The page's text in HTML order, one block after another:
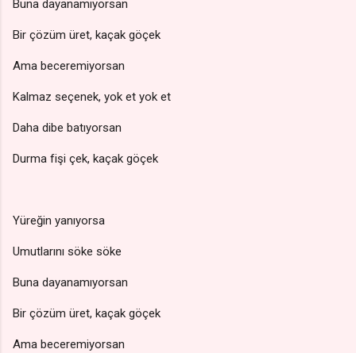
Buna dayanamıyorsan
Bir çözüm üret, kaçak göçek
Ama beceremiyorsan
Kalmaz seçenek, yok et yok et
Daha dibe batıyorsan
Durma fişi çek, kaçak göçek
Yüreğin yanıyorsa
Umutlarını söke söke
Buna dayanamıyorsan
Bir çözüm üret, kaçak göçek
Ama beceremiyorsan